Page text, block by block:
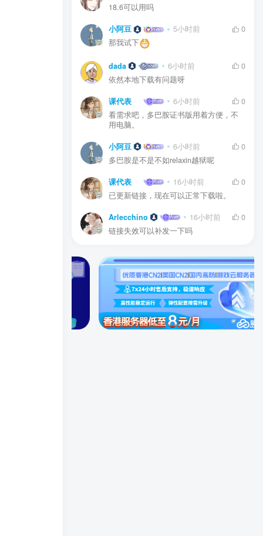
18.6可以用吗
小阿豆 5小时前
0
那我试下
dada 6小时前
0
依然本地下载有问题呀
课代表 6小时前
0
看需求吧，多巴胺证书版用着方便，不
用电脑。
小阿豆 6小时前
0
多巴胺是不是不如relaxin越狱呢
课代表 16小时前
0
已更新链接，现在可以正常下载啦。
Arlecchino 16小时前
0
链接失效可以补发一下吗